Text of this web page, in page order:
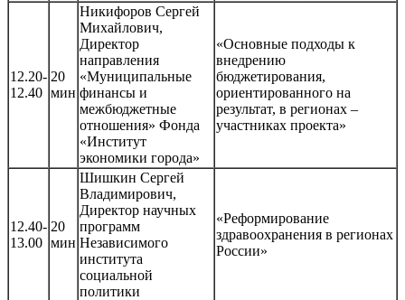
12.20-
12.40
20
мин
Никифоров Сергей
Михайлович,
Директор
направления
«Муниципальные
финансы и
межбюджетные
отношения» Фонда
«Институт
экономики города»
«Основные подходы к
внедрению
бюджетирования,
ориентированного на
результат, в регионах –
участниках проекта»
12.40-
13.00
20
мин
Шишкин Сергей
Владимирович,
Директор научных
программ
Независимого
института
социальной
политики
«Реформирование
здравоохранения в регионах
России»